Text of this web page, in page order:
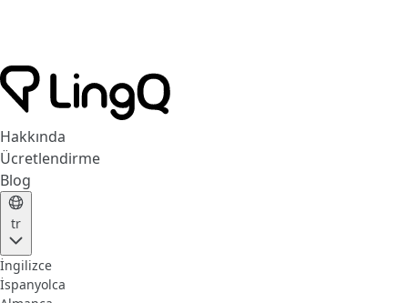
Hakkında
Ücretlendirme
Blog
tr
İngilizce
İspanyolca